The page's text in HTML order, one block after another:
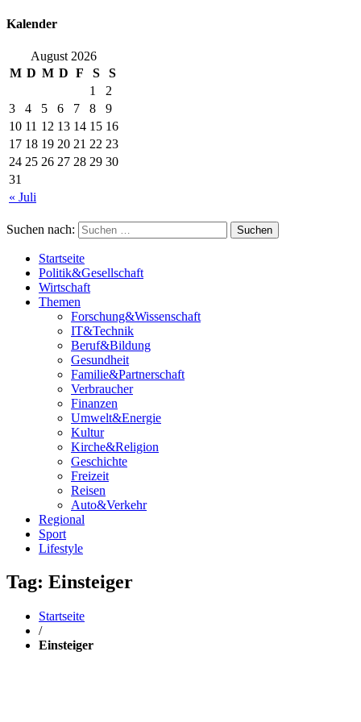
Kalender
August 2026
M D M D F S S
« Juli
1
2
3
4 5 6 7 8
9
10 11 12 13 14 15 16
17 18 19 20 21 22 23
24 25 26 27 28 29 30
31
Suchen nach:
Startseite
Politik&Gesellschaft
Wirtschaft
Themen
Forschung&Wissenschaft
IT&Technik
Beruf&Bildung
Gesundheit
Familie&Partnerschaft
Verbraucher
Finanzen
Umwelt&Energie
Kultur
Kirche&Religion
Geschichte
Freizeit
Reisen
Auto&Verkehr
Regional
Sport
Lifestyle
Tag: Einsteiger
Startseite
/
Einsteiger